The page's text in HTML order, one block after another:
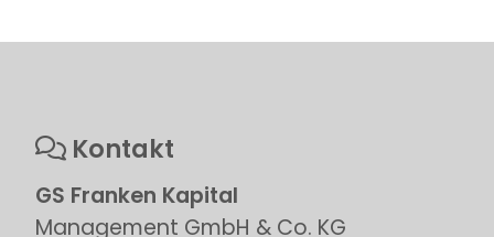
Kontakt
GS Franken Kapital
Management GmbH & Co. KG